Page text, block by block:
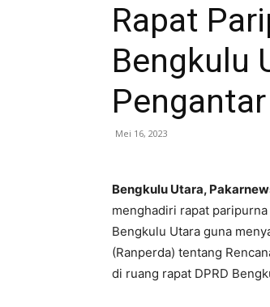
Rapat
Bengkulu
Mei 16, 2023
Bengkulu Utara,
menghadiri rapat
Bengkulu Utara guna
(Ranperda) tentang
di ruang rapat DPRD